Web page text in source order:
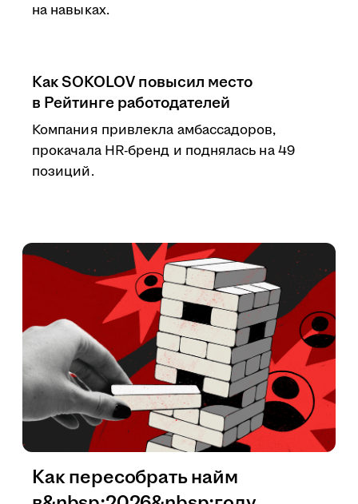
на навыках.
Как SOKOLOV повысил место
в Рейтинге работодателей
Компания привлекла амбассадоров,
прокачала HR-бренд и поднялась на 49
позиций.
Как пересобрать найм